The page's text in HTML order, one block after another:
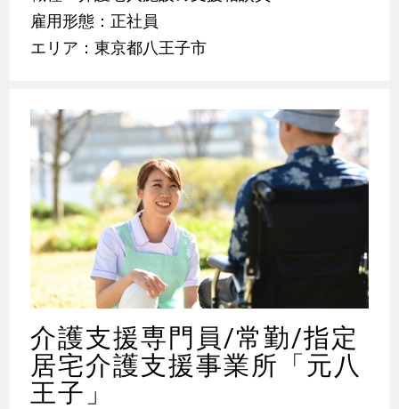
雇用形態：正社員
エリア：東京都八王子市
介護支援専門員/常勤/指定
居宅介護支援事業所「元八
王子」